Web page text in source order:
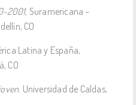
2001, Suramericana –
CO
Latina y España,
CO
. Universidad de Caldas,